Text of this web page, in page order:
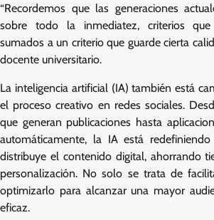
“Recordemos que las generaciones
sobre todo la inmediatez, criterios
sumados a un criterio que guarde cierta
docente universitario.
La inteligencia artificial (IA) también está
el proceso creativo en redes sociales.
que generan publicaciones hasta
automáticamente, la IA está
distribuye el contenido digital, ahorrando
personalización. No solo se trata de
optimizarlo para alcanzar una mayor
eficaz.